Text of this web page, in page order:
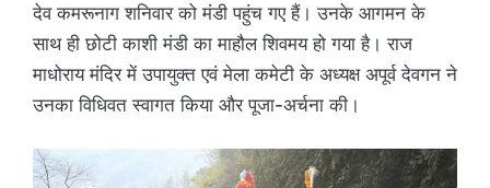
देव कमरूनाग शनिवार को मंडी पहुंच गए हैं। उनके आगमन के
साथ ही छोटी काशी मंडी का माहौल शिवमय हो गया है। राज
माधोराय मंदिर में उपायुक्त एवं मेला कमेटी के अध्यक्ष अपूर्व देवगन ने
उनका विधिवत स्वागत किया और पूजा-अर्चना की।